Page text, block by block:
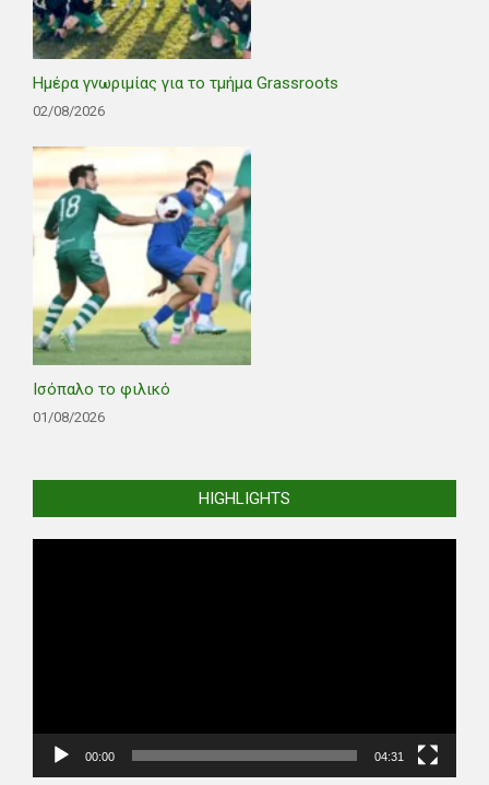
Ημέρα γνωριμίας για το τμήμα Grassroots
02/08/2026
Ισόπαλο το φιλικό
01/08/2026
HIGHLIGHTS
00:00 04:31